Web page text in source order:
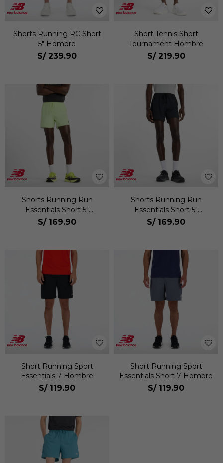
Shorts Running RC Short
5" Hombre
S/ 239.90
Short Tennis Short
Tournament Hombre
S/ 219.90
Shorts Running Run
Essentials Short 5"
Hombre
S/ 169.90
Shorts Running Run
Essentials Short 5"
Hombre
S/ 169.90
Short Running Sport
Essentials 7 Hombre
S/ 119.90
Short Running Sport
Essentials Short 7 Hombre
S/ 119.90